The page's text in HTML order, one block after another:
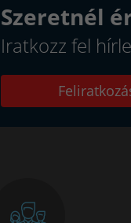
Szeretnél
Iratkozz fel